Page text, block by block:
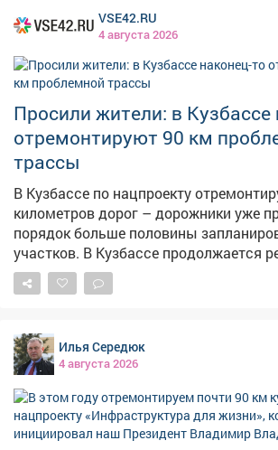
ждёт авиационная программа,
видов спорта, ярмарка мастеров,
музыкальная программа. Так,
«Сестрёнка», группы «Ундервуд»,
Ирина Нельсон и «REFLEX». Споют и
VSE42.RU
4 августа 2026
Просили жители: в Кузбассе
отремонтируют 90 км
трассы
В Кузбассе по нацпроекту
километров дорог – дорожники уже
порядок больше половины
участков. В Кузбассе продолжается ремонт дорог в
рамках нацпроекта "Инфраструктура
сообщают областные власти, в этом
трасс. Дорожники уже выполнили
запланированных работ. Например, завершён ремонт
участка трассы Новосибирск –
Кемерово – Юрга. В Кемерове готовы
в Новокузнецке – 5 из 12. При выборе
ориентируются на обращения жителей,
Илья Середюк
4 августа 2026